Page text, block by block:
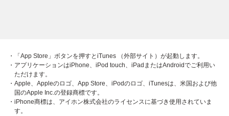
・「App Store」ボタンを押すとiTunes （外部サイト）が起動します。
・アプリケーションはiPhone、iPod touch、iPadまたはAndroidでご利用い
ただけます。
・Apple、Appleのロゴ、App Store、iPodのロゴ、iTunesは、米国および他
国のApple Inc.の登録商標です。
・iPhone商標は、アイホン株式会社のライセンスに基づき使用されていま
す。